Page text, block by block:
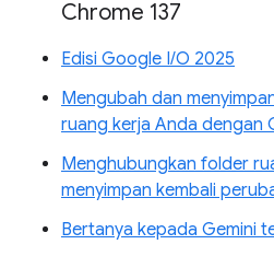
Chrome 137
Edisi Google I/O 2025
Mengubah dan
ruang kerja Anda dengan
Menghubungkan folder
menyimpan kembali
Bertanya kepada Gemini